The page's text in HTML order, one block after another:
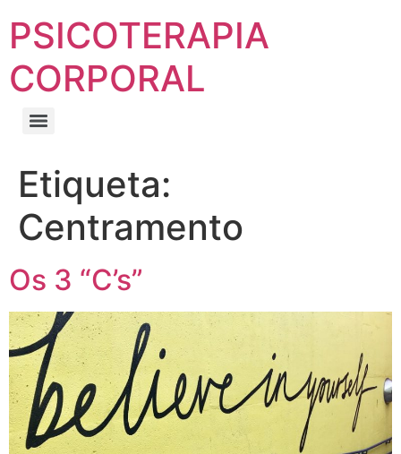
PSICOTERAPIA
CORPORAL
Etiqueta:
Centramento
Os 3 “C’s”